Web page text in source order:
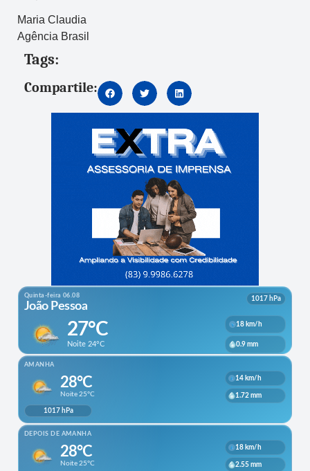
Maria Claudia
Agência Brasil
Tags:
Compartile: